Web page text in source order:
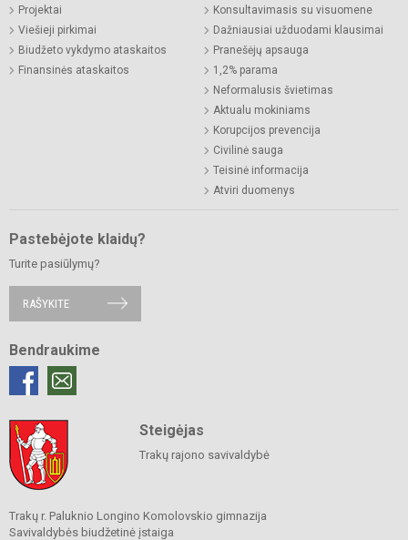
Projektai
Viešieji pirkimai
Biudžeto vykdymo ataskaitos
Finansinės ataskaitos
Konsultavimasis su visuomene
Dažniausiai užduodami klausimai
Pranešėjų apsauga
1,2% parama
Neformalusis švietimas
Aktualu mokiniams
Korupcijos prevencija
Civilinė sauga
Teisinė informacija
Atviri duomenys
Pastebėjote klaidų?
Turite pasiūlymų?
RAŠYKITE
Bendraukime
Steigėjas
Trakų rajono savivaldybė
Trakų r. Paluknio Longino Komolovskio gimnazija
Savivaldybės biudžetinė įstaiga